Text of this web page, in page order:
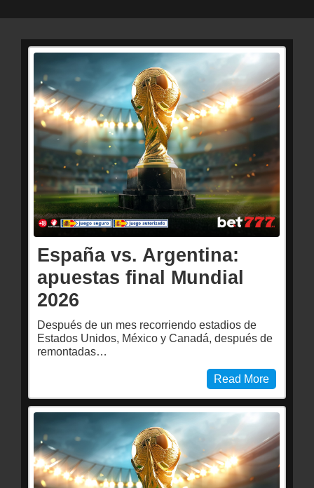
España vs. Argentina:
apuestas final Mundial
2026
Después de un mes recorriendo estadios de
Estados Unidos, México y Canadá, después de
remontadas…
Read More